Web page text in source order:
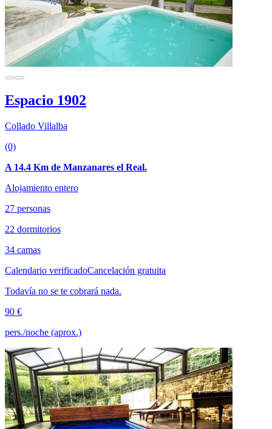
Espacio 1902
Collado Villalba
(0)
A 14.4 Km de Manzanares el Real.
Alojamiento entero
27 personas
22 dormitorios
34 camas
Calendario verificadoCancelación gratuita
Todavía no se te cobrará nada.
90 €
pers./noche (aprox.)